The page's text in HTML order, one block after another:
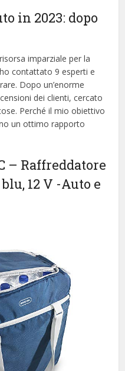
in 2023: dopo
imparziale per la
contattato 9 esperti e
Dopo un’enorme
dei clienti, cercato
Perché il mio obiettivo
un ottimo rapporto
– Raffreddatore
12 V -Auto e